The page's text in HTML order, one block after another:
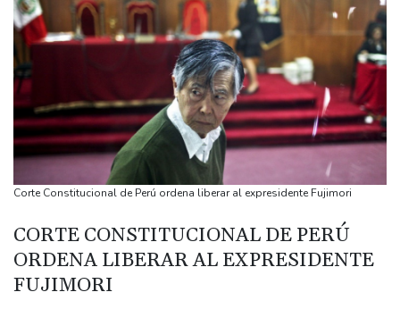
fronterizos
Exabogado de Trump listo para ser confirmado como fiscal
general de EEUU
Muere el productor William Orbit, que colaboró con Madonna en
"Ray of Light"
Los rebeldes hutíes continúan su ofensiva en Yemen con
ataques en una región petrolera
La OMS propone probar en RDC una vacuna ya existente contra
Arabia Saudita, Pakistán y Turquía firman un pacto de defensa
en medio de la tensión con Irán
México y Perú restablecen sus relaciones diplomáticas tras una
Corte Constitucional de Perú ordena liberar al expresidente Fujimori
CORTE CONSTITUCIONAL DE PERÚ
ORDENA LIBERAR AL EXPRESIDENTE
FUJIMORI